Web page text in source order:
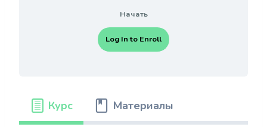
Начать
Log In to Enroll
Курс Материалы